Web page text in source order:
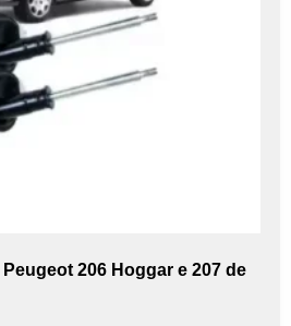
206 Hoggar e 207 de